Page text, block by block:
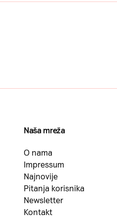
Naša mreža
O nama
Impressum
Najnovije
Pitanja korisnika
Newsletter
Kontakt